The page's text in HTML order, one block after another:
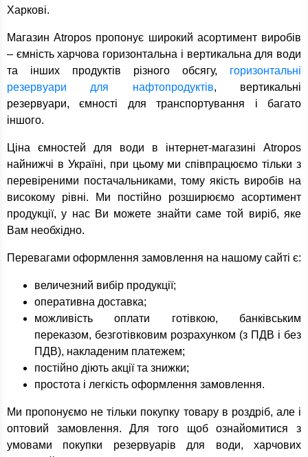
Харкові.
Магазин Atropos пропонує широкий асортимент виробів
– ємність харчова горизонтальна і вертикальна для води
та інших продуктів різного обсягу, горизонтальні
резервуари для нафтопродуктів, вертикальні
резервуари, ємності для транспортування і багато
іншого.
Ціна ємностей для води в інтернет-магазині Atropos
найнижчі в Україні, при цьому ми співпрацюємо тільки з
перевіреними постачальниками, тому якість виробів на
високому рівні. Ми постійно розширюємо асортимент
продукції, у нас Ви можете знайти саме той виріб, яке
Вам необхідно.
Перевагами оформлення замовлення на нашому сайті є:
величезний вибір продукції;
оперативна доставка;
можливість оплати готівкою, банківським
переказом, безготівковим розрахунком (з ПДВ і без
ПДВ), накладеним платежем;
постійно діють акції та знижки;
простота і легкість оформлення замовлення.
Ми пропонуємо не тільки покупку товару в роздріб, але і
оптовий замовлення. Для того щоб ознайомитися з
умовами покупки резервуарів для води, харчових